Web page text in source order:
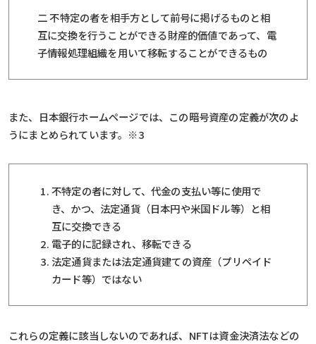
二 不特定の者を相手方として前号に掲げるものと相
互に交換を行うことができる財産的価値であって、電
子情報処理組織を用いて移転することができるもの
また、日本銀行ホームページでは、この暗号資産の定義が次のよ
うにまとめられています。※3
不特定の者に対して、代金の支払い等に使用で
き、かつ、法定通貨（日本円や米国ドル等）と相
互に交換できる
電子的に記録され、移転できる
法定通貨または法定通貨建ての資産（プリペイド
カード等）ではない
これらの定義に該当しないのであれば、NFTは資金決済法などの